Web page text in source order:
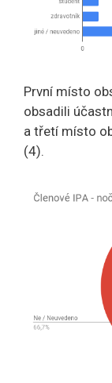
První místo
obsadili
a třetí místo
(4).